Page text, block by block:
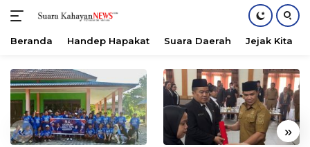
konten
Beranda Handep Hapakat Suara Daerah Jejak Kita
« »